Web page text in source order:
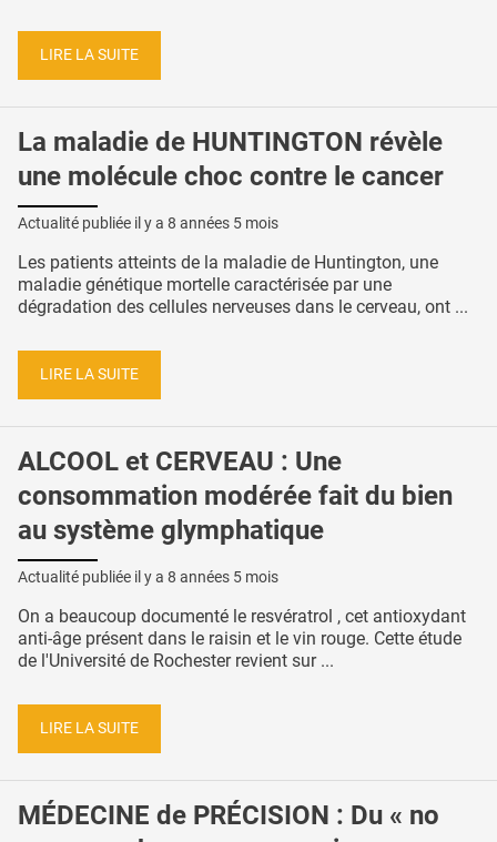
LIRE LA SUITE
La maladie de HUNTINGTON révèle
une molécule choc contre le cancer
Actualité publiée il y a 8 années 5 mois
Les patients atteints de la maladie de Huntington, une
maladie génétique mortelle caractérisée par une
dégradation des cellules nerveuses dans le cerveau, ont ...
LIRE LA SUITE
ALCOOL et CERVEAU : Une
consommation modérée fait du bien
au système glymphatique
Actualité publiée il y a 8 années 5 mois
On a beaucoup documenté le resvératrol , cet antioxydant
anti-âge présent dans le raisin et le vin rouge. Cette étude
de l'Université de Rochester revient sur ...
LIRE LA SUITE
MÉDECINE de PRÉCISION : Du « no